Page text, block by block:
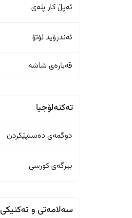
ئەپڵ کار پلەی
ئەندرۆید ئۆتۆ
قەبارەی شاشە
تەکنەلۆجیا
دوگمەی دەستپێکردن
بیرگەی کورسی
سەلامەتی و تەکنیکی